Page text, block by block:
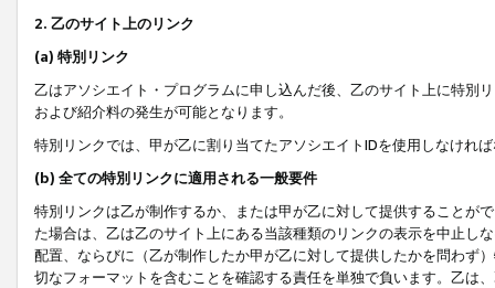
2. 乙のサイト上のリンク
(a) 特別リンク
乙はアソシエイト・プログラムに申し込んだ後、乙のサイト上に特別
および紹介料の発生が可能となります。
特別リンクでは、甲が乙に割り当てたアソシエイトIDを使用しなけれ
(b) 全ての特別リンクに適用される一般要件
特別リンクは乙が制作するか、または甲が乙に対して提供することが
た場合は、乙は乙のサイト上にある当該種類のリンクの表示を中止し
配置、ならびに（乙が制作したか甲が乙に対して提供したかを問わず
切なフォーマットを含むことを確認する責任を単独で負います。乙は